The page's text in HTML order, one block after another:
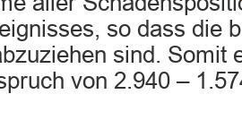
so dass die
sind. Somit
von 2.940 –